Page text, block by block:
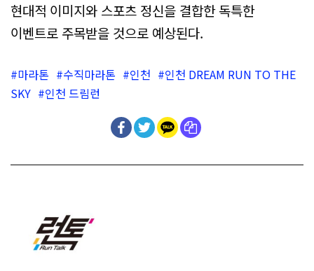
현대적 이미지와 스포츠 정신을 결합한 독특한
이벤트로 주목받을 것으로 예상된다.
마라톤 수직마라톤 인천
인천 DREAM RUN TO THE
SKY
인천 드림런